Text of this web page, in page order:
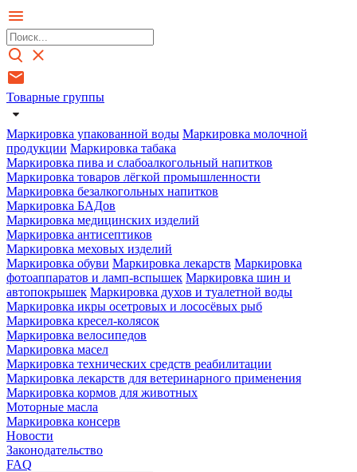
Товарные группы
Маркировка упакованной воды Маркировка молочной
продукции Маркировка табака
Маркировка пива и слабоалкогольный напитков
Маркировка товаров лёгкой промышленности
Маркировка безалкогольных напитков
Маркировка БАДов
Маркировка медицинских изделий
Маркировка антисептиков
Маркировка меховых изделий
Маркировка обуви Маркировка лекарств Маркировка
фотоаппаратов и ламп-вспышек Маркировка шин и
автопокрышек Маркировка духов и туалетной воды
Маркировка икры осетровых и лососёвых рыб
Маркировка кресел-колясок
Маркировка велосипедов
Маркировка масел
Маркировка технических средств реабилитации
Маркировка лекарств для ветеринарного применения
Маркировка кормов для животных
Моторные масла
Маркировка консерв
Новости
Законодательство
FAQ